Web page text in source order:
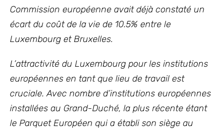
Commission européenne avait déjà constaté un
écart du coût de la vie de 10.5% entre le
Luxembourg et Bruxelles.
L’attractivité du Luxembourg pour les institutions
européennes en tant que lieu de travail est
cruciale. Avec nombre d’institutions européennes
installées au Grand-Duché, la plus récente étant
le Parquet Européen qui a établi son siège au